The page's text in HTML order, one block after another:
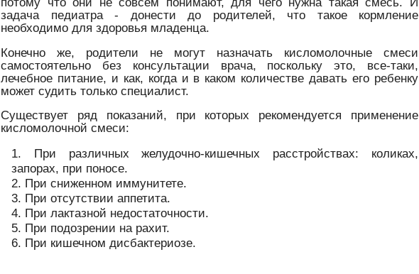
задача педиатра - донести до родителей, что такое кормление
необходимо для здоровья младенца.
Конечно же, родители не могут назначать кисломолочные смеси
самостоятельно без консультации врача, поскольку это, все-таки,
лечебное питание, и как, когда и в каком количестве давать его ребенку
может судить только специалист.
Существует ряд показаний, при которых рекомендуется применение
кисломолочной смеси:
При различных желудочно-кишечных расстройствах: коликах,
запорах, при поносе.
При сниженном иммунитете.
При отсутствии аппетита.
При лактазной недостаточности.
При подозрении на рахит.
При кишечном дисбактериозе.